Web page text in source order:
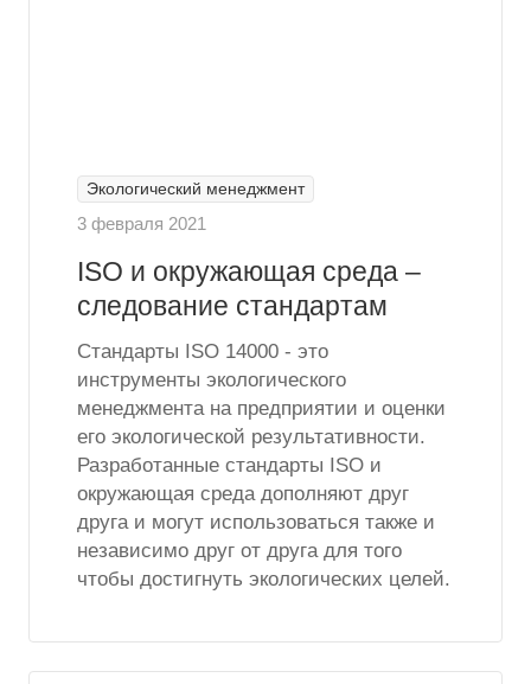
Экологический менеджмент
3 февраля 2021
ISO и окружающая среда –
следование стандартам
Стандарты ISO 14000 - это
инструменты экологического
менеджмента на предприятии и оценки
его экологической результативности.
Разработанные стандарты ISO и
окружающая среда дополняют друг
друга и могут использоваться также и
независимо друг от друга для того
чтобы достигнуть экологических целей.